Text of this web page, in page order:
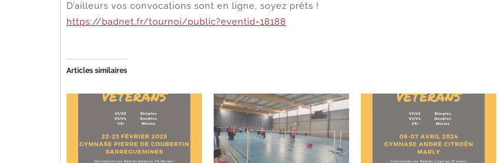
D’ailleurs vos convocations sont en ligne, soyez prêts !
https://badnet.fr/tournoi/public?eventid=18188
Articles similaires